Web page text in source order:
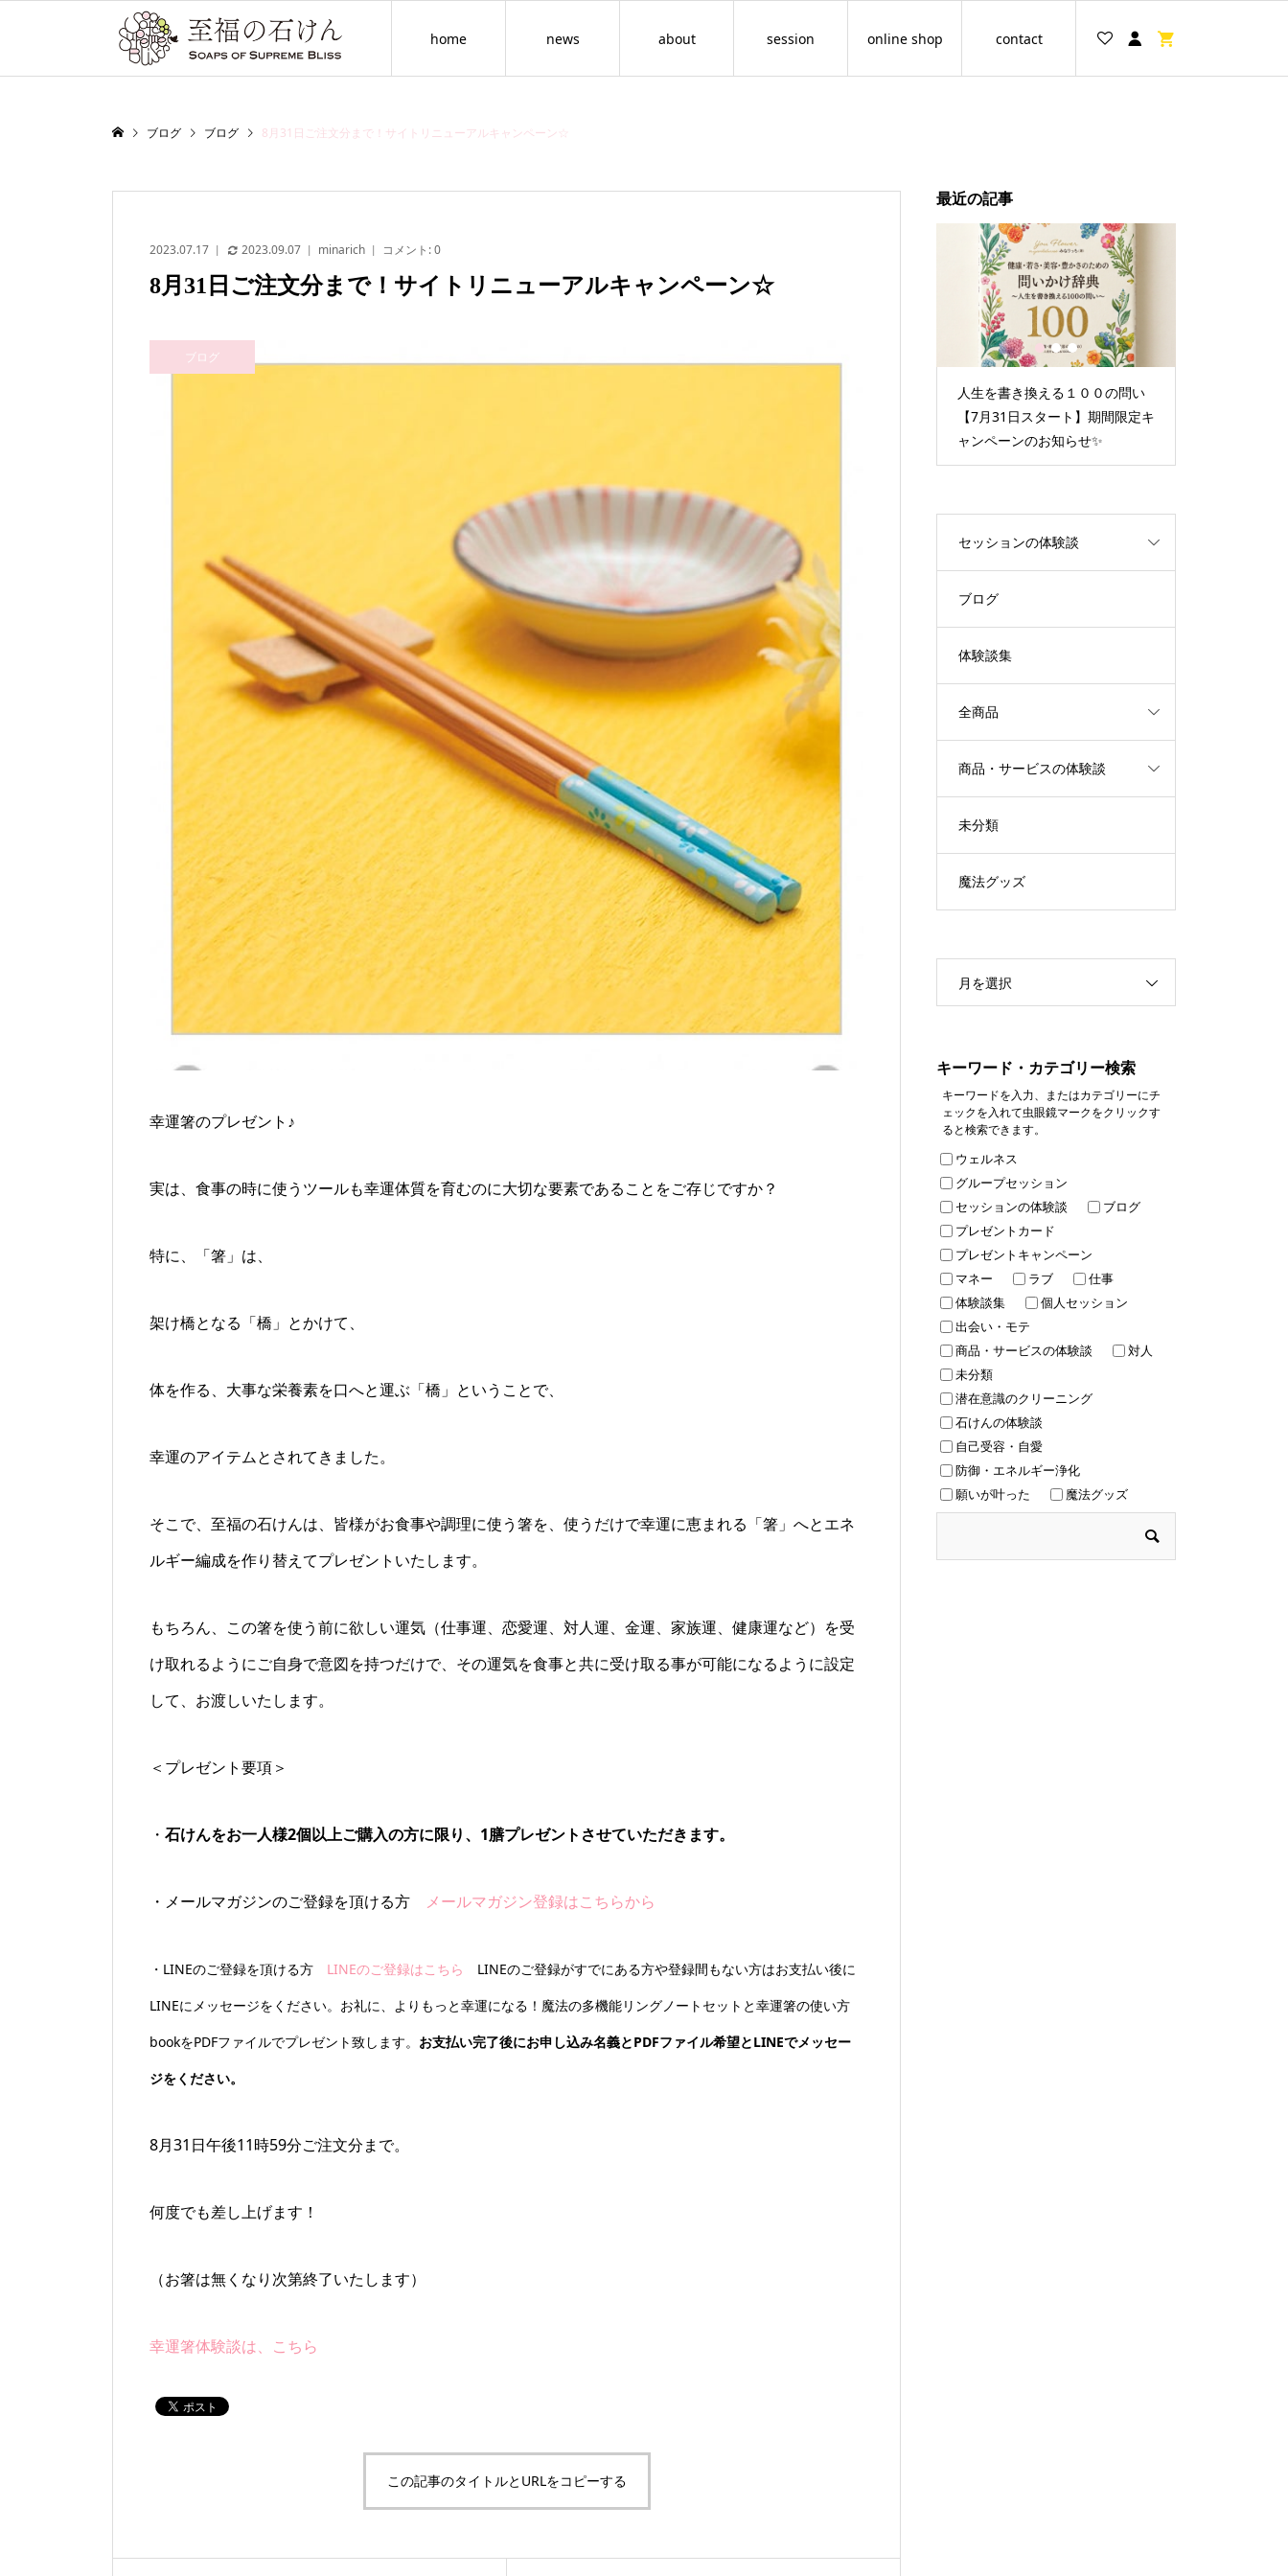
home news about session online shop contact
ブログ ブログ 8月31日ご注文分まで！サイトリニューアルキャンペーン☆
2023.07.17 2023.09.07 minarich コメント:0
8月31日ご注文分まで！サイトリニューアルキャンペーン☆
ブログ
幸運箸のプレゼント♪
実は、食事の時に使うツールも幸運体質を育むのに大切な要素であることをご存じですか？
特に、「箸」は、
架け橋となる「橋」とかけて、
体を作る、大事な栄養素を口へと運ぶ「橋」ということで、
幸運のアイテムとされてきました。
そこで、至福の石けんは、皆様がお食事や調理に使う箸を、使うだけで幸運に恵まれる「箸」へとエネ
ルギー編成を作り替えてプレゼントいたします。
もちろん、この箸を使う前に欲しい運気（仕事運、恋愛運、対人運、金運、家族運、健康運など）を受
け取れるようにご自身で意図を持つだけで、その運気を食事と共に受け取る事が可能になるように設定
して、お渡しいたします。
＜プレゼント要項＞
・ 石けんをお一人様2個以上ご購入の方に限り、1膳プレゼントさせていただきます。
・メールマガジンのご登録を頂ける方 メールマガジン登録はこちらから
・LINEのご登録を頂ける方 LINEのご登録はこちら
LINEのご登録がすでにある方や登録間もない方はお支払い後に
LINEにメッセージをください。お礼に、よりもっと幸運になる！魔法の多機能リングノートセットと幸運箸の使い方
bookをPDFファイルでプレゼント致します。 お支払い完了後にお申し込み名義とPDFファイル希望とLINEでメッセー
ジをください。
8月31日午後11時59分ご注文分まで。
何度でも差し上げます！
（お箸は無くなり次第終了いたします）
幸運箸体験談は、こちら
この記事のタイトルとURLをコピーする
最近の記事
人生を書き換える１００の問い
【7月31日スタート】期間限定キ
ャンペーンのお知らせ✨
2 3
セッションの体験談
ブログ
体験談集
全商品
商品・サービスの体験談
未分類
魔法グッズ
月を選択
キーワード・カテゴリー検索
キーワードを入力、またはカテゴリーにチ
ェックを入れて虫眼鏡マークをクリックす
ると検索できます。
ウェルネス
グループセッション
セッションの体験談
ブログ
プレゼントカード
プレゼントキャンペーン
マネー
ラブ
仕事
体験談集
個人セッション
出会い・モテ
商品・サービスの体験談
対人
未分類
潜在意識のクリーニング
石けんの体験談
自己受容・自愛
防御・エネルギー浄化
願いが叶った
魔法グッズ